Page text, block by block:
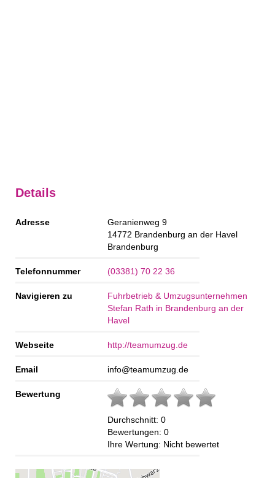
Details
Adresse
Geranienweg 9
14772 Brandenburg an der Havel
Brandenburg
Telefonnummer (03381) 70 22 36
Navigieren zu
Fuhrbetrieb & Umzugsunternehmen
Stefan Rath in Brandenburg an der
Havel
Webseite http://teamumzug.de
Email info@teamumzug.de
Bewertung
Durchschnitt: 0
Bewertungen: 0
Ihre Wertung: Nicht bewertet